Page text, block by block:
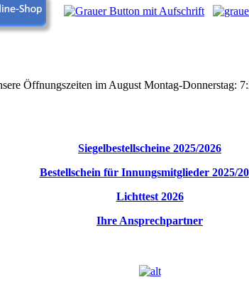
Siegelbestellscheine 2025/2026
Bestellschein für Innungsmitglieder 2025/
Lichttest 2026
Ihre Ansprechpartner